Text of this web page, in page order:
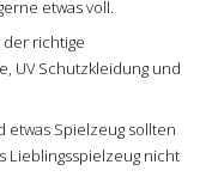
etwas voll.
der richtige
UV Schutzkleidung und
etwas Spielzeug sollten
Lieblingsspielzeug nicht